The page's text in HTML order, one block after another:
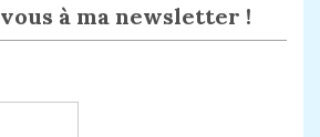
à ma newsletter !